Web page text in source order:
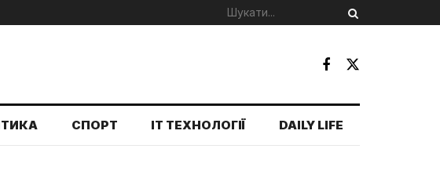
СПОРТ IT ТЕХНОЛОГІЇ DAILY LIFE